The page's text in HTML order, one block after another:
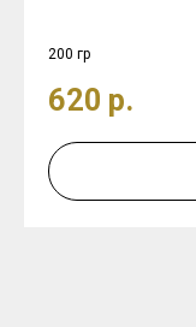
200 гр
620 р.